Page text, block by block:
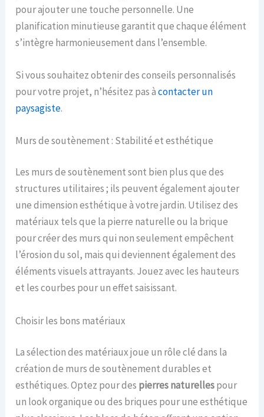
pour ajouter une touche personnelle. Une
planification minutieuse garantit que chaque élément
s’intègre harmonieusement dans l’ensemble.
Si vous souhaitez obtenir des conseils personnalisés
pour votre projet, n’hésitez pas àcontacter un
paysagiste.
Murs de soutènement : Stabilité et esthétique
Les murs de soutènement sont bien plus que des
structures utilitaires ; ils peuvent également ajouter
une dimension esthétique à votre jardin. Utilisez des
matériaux tels que la pierre naturelle ou la brique
pour créer des murs qui non seulement empêchent
l’érosion du sol, mais qui deviennent également des
éléments visuels attrayants. Jouez avec les hauteurs
et les courbes pour un effet saisissant.
Choisir les bons matériaux
La sélection des matériaux joue un rôle clé dans la
création de murs de soutènement durables et
esthétiques. Optez pour des pierres naturellespour
un look organique ou des briques pour une esthétique